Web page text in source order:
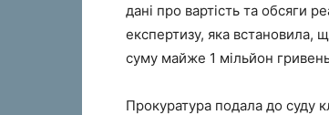
дані про вартість та обсяги
експертизу, яка встановила,
суму майже 1 мільйон
Прокуратура подала до суду